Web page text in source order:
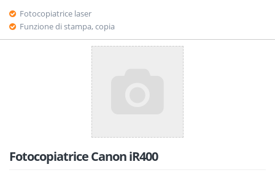
Fotocopiatrice laser
Funzione di stampa, copia
Fotocopiatrice Canon iR400